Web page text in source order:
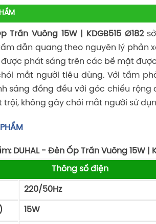
Trần Vuông 15W | KDGB515 Ø182sở
dẫn quang theo nguyên lý phản
phát sáng trên các bề mặt
mắt người tiêu dùng. Với tấm
sáng đồng đều với góc chiếu rộng
trội, không gây chói mắt người sử
DUHAL - Đèn Ốp Trần Vuông 15W |
Thông số điện
220/50Hz
15W